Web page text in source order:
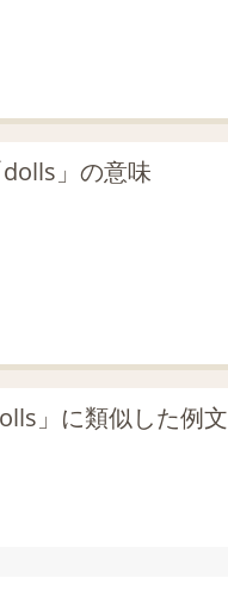
」の意味
」に類似した例文